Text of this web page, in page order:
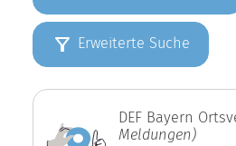
Erweiterte Suche
DEF Bayern
Meldungen)